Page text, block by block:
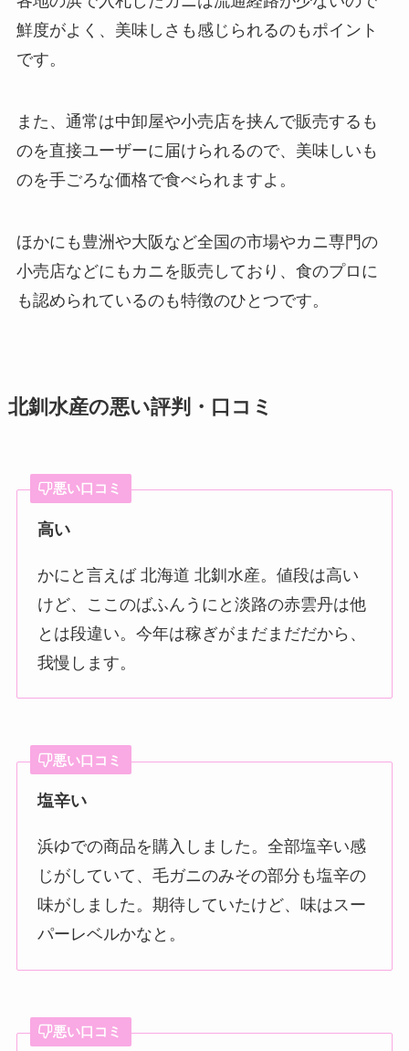
鮮度がよく、美味しさも感じられるのもポイント
です。
また、通常は中卸屋や小売店を挟んで販売するも
のを直接ユーザーに届けられるので、美味しいも
のを手ごろな価格で食べられますよ。
ほかにも豊洲や大阪など全国の市場やカニ専門の
小売店などにもカニを販売しており、食のプロに
も認められているのも特徴のひとつです。
北釧水産の悪い評判・口コミ
悪い口コミ
高い
かにと言えば 北海道 北釧水産。値段は高い
けど、ここのばふんうにと淡路の赤雲丹は他
とは段違い。今年は稼ぎがまだまだだから、
我慢します。
悪い口コミ
塩辛い
浜ゆでの商品を購入しました。全部塩辛い感
じがしていて、毛ガニのみその部分も塩辛の
味がしました。期待していたけど、味はスー
パーレベルかなと。
悪い口コミ